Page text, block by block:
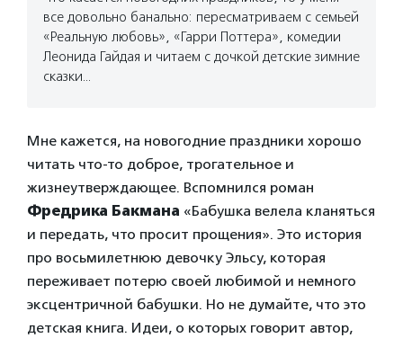
все довольно банально: пересматриваем с семьей
«Реальную любовь», «Гарри Поттера», комедии
Леонида Гайдая и читаем с дочкой детские зимние
сказки…
Мне кажется, на новогодние праздники хорошо
читать что-то доброе, трогательное и
жизнеутверждающее. Вспомнился роман
Фредрика Бакмана «Бабушка велела кланяться
и передать, что просит прощения». Это история
про восьмилетнюю девочку Эльсу, которая
переживает потерю своей любимой и немного
эксцентричной бабушки. Но не думайте, что это
детская книга. Идеи, о которых говорит автор,